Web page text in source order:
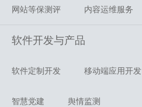
网站等保测评 内容运维服务
软件开发与产品
软件定制开发 移动端应用开发
智慧党建 舆情监测